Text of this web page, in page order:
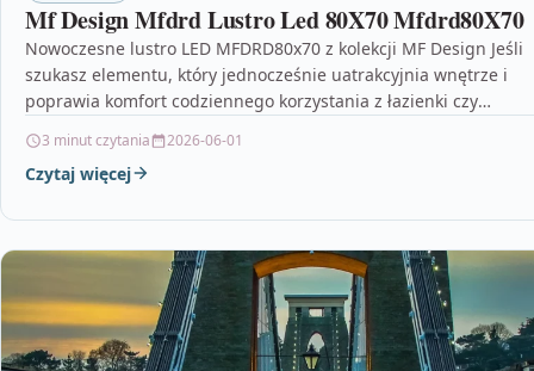
Mf Design Mfdrd Lustro Led 80X70 Mfdrd80X70
Nowoczesne lustro LED MFDRD80x70 z kolekcji MF Design Jeśli
szukasz elementu, który jednocześnie uatrakcyjnia wnętrze i
poprawia komfort codziennego korzystania z łazienki czy
3 minut czytania 2026-06-01
Czytaj więcej